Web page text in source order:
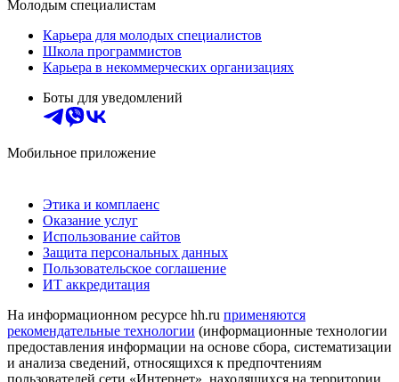
Молодым специалистам
Карьера для молодых специалистов
Школа программистов
Карьера в некоммерческих организациях
Боты для уведомлений
Мобильное приложение
Этика и комплаенс
Оказание услуг
Использование сайтов
Защита персональных данных
Пользовательское соглашение
ИТ аккредитация
На информационном ресурсе hh.ru применяются
рекомендательные технологии (информационные технологии
предоставления информации на основе сбора, систематизации
и анализа сведений, относящихся к предпочтениям